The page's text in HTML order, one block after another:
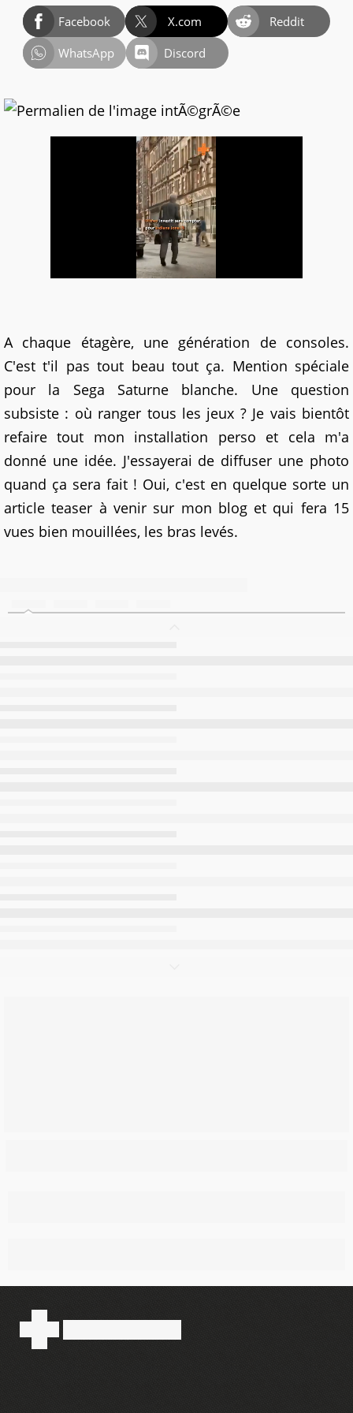
Facebook X.com
Reddit
WhatsApp
Discord
A chaque étagère, une génération de consoles.
C'est t'il pas tout beau tout ça. Mention spéciale
pour la Sega Saturne blanche. Une question
subsiste : où ranger tous les jeux ? Je vais bientôt
refaire tout mon installation perso et cela m'a
donné une idée. J'essayerai de diffuser une photo
quand ça sera fait ! Oui, c'est en quelque sorte un
article teaser à venir sur mon blog et qui fera 15
vues bien mouillées, les bras levés.